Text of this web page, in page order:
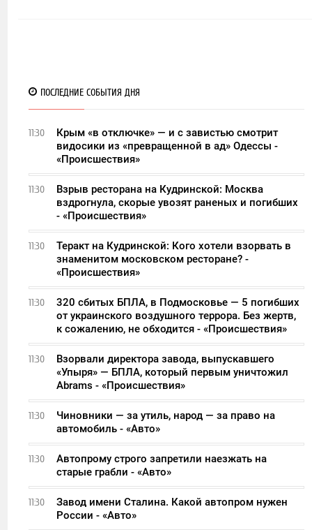
ПОСЛЕДНИЕ СОБЫТИЯ ДНЯ
11:30
Крым «в отключке» — и с завистью смотрит
видосики из «превращенной в ад» Одессы -
«Происшествия»
11:30
Взрыв ресторана на Кудринской: Москва
вздрогнула, скорые увозят раненых и погибших
- «Происшествия»
11:30
Теракт на Кудринской: Кого хотели взорвать в
знаменитом московском ресторане? -
«Происшествия»
11:30
320 сбитых БПЛА, в Подмосковье — 5 погибших
от украинского воздушного террора. Без жертв,
к сожалению, не обходится - «Происшествия»
11:30
Взорвали директора завода, выпускавшего
«Упыря» — БПЛА, который первым уничтожил
Abrams - «Происшествия»
11:30
Чиновники — за утиль, народ — за право на
автомобиль - «Авто»
11:30
Автопрому строго запретили наезжать на
старые грабли - «Авто»
11:30
Завод имени Сталина. Какой автопром нужен
России - «Авто»